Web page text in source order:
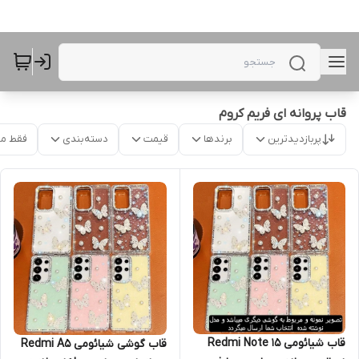
قاب پروانه ای فریم کروم
پربازدیدترین برندها قیمت دسته‌بندی فقط
قاب شیائومی Redmi Note 15
قاب گوشی شیائومی Redmi A5